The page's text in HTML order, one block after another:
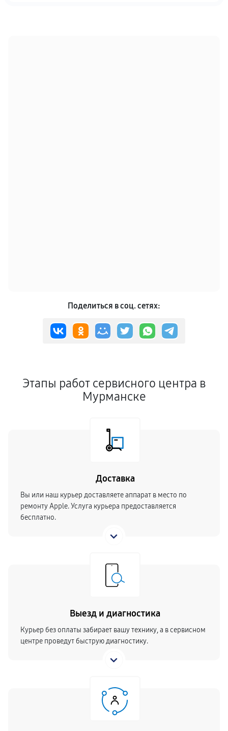
Поделиться в соц. сетях:
Этапы работ сервисного центра в
Мурманске
Доставка
Вы или наш курьер доставляете аппарат в место по
ремонту Apple. Услуга курьера предоставляется
бесплатно.
Выезд и диагностика
Курьер без оплаты забирает вашу технику, а в сервисном
центре проведут быструю диагностику.